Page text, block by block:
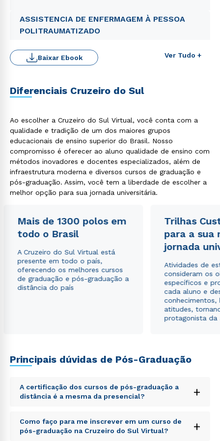
ASSISTENCIA DE ENFERMAGEM À PESSOA
POLITRAUMATIZADO
Ver Tudo +
Baixar Ebook
Diferenciais Cruzeiro do Sul
Ao escolher a Cruzeiro do Sul Virtual, você conta com a
qualidade e tradição de um dos maiores grupos
educacionais de ensino superior do Brasil. Nosso
compromisso é oferecer ao aluno qualidade de ensino com
métodos inovadores e docentes especializados, além de
infraestrutura moderna e diversos cursos de graduação e
pós-graduação. Assim, você tem a liberdade de escolher a
melhor opção para sua jornada universitária.
Mais de 1300 polos em
todo o Brasil
A Cruzeiro do Sul Virtual está
presente em todo o país,
oferecendo os melhores cursos
de graduação e pós-graduação a
distância do país
Trilhas
para a sua
jornada
Atividades de
consideram os
específicos e
cada aluno e
conhecimentos,
atitudes,
protagonista da
Principais dúvidas de Pós-Graduação
A certificação dos cursos de pós-graduação a
distância é a mesma da presencial?
+
Sed ut perspiciatis unde omnis iste natus error sit
voluptatem accusantium doloremque laudantium,
totam rem aperiam, eaque ipsa quae ab illo inventore
Como faço para me inscrever em um curso de
pós-graduação na Cruzeiro do Sul Virtual?
+
ou
Estou de acordo com a